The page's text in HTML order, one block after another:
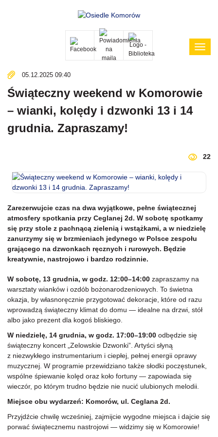
Pokaż
05.12.2025 09:40
Świąteczny weekend w Komorowie
– wianki, kolędy i dzwonki 13 i 14
grudnia. Zapraszamy!
22
Zarezerwujcie czas na dwa wyjątkowe, pełne świątecznej
atmosfery spotkania przy Ceglanej 2d. W sobotę spotkamy
się przy stole z pachnącą zielenią i wstążkami, a w niedzielę
zanurzymy się w brzmieniach jedynego w Polsce zespołu
grającego na dzwonkach ręcznych i rurowych. Będzie
kreatywnie, nastrojowo i bardzo rodzinnie.
W sobotę, 13 grudnia, w godz. 12:00–14:00 zapraszamy na
warsztaty wianków i ozdób bożonarodzeniowych. To świetna
okazja, by własnoręcznie przygotować dekoracje, które od razu
wprowadzą świąteczny klimat do domu — idealne na drzwi, stół
albo jako prezent dla kogoś bliskiego.
W niedzielę, 14 grudnia, w godz. 17:00–19:00 odbędzie się
świąteczny koncert „Zelowskie Dzwonki”. Artyści słyną
z niezwykłego instrumentarium i ciepłej, pełnej energii oprawy
muzycznej. W programie przewidziano także słodki poczęstunek,
wspólne śpiewanie kolęd oraz koło fortuny — zapowiada się
wieczór, po którym trudno będzie nie nucić ulubionych melodii.
Miejsce obu wydarzeń: Komorów, ul. Ceglana 2d.
Przyjdźcie chwilę wcześniej, zajmijcie wygodne miejsca i dajcie się
porwać świątecznemu nastrojowi — widzimy się w Komorowie!